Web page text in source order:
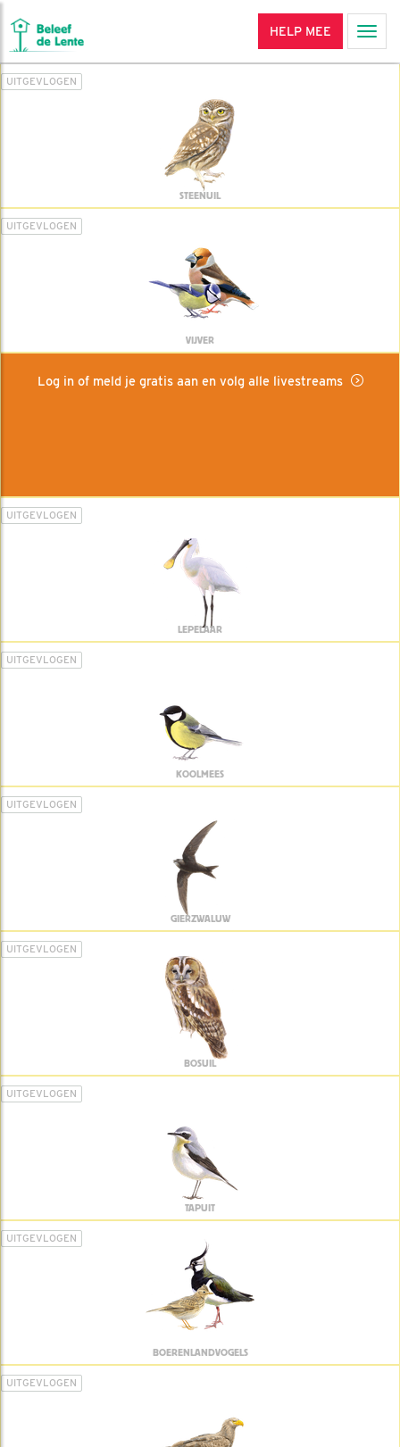
HELP MEE
UITGEVLOGEN
STEENUIL
UITGEVLOGEN
VIJVER
Log in of meld je gratis aan en volg alle livestreams
UITGEVLOGEN
LEPELAAR
UITGEVLOGEN
KOOLMEES
UITGEVLOGEN
GIERZWALUW
UITGEVLOGEN
BOSUIL
UITGEVLOGEN
TAPUIT
UITGEVLOGEN
BOERENLANDVOGELS
UITGEVLOGEN